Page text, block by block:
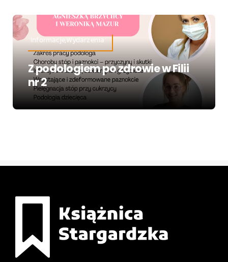
Informacje,Wydarzenia
Z podologiem po zdrowie w Filii
nr 2